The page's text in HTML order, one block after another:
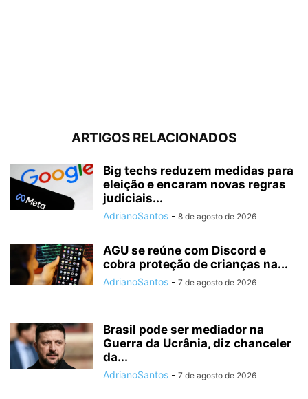
ARTIGOS RELACIONADOS
Big techs reduzem medidas para
eleição e encaram novas regras
judiciais...
AdrianoSantos - 8 de agosto de 2026
AGU se reúne com Discord e
cobra proteção de crianças na...
AdrianoSantos - 7 de agosto de 2026
Brasil pode ser mediador na
Guerra da Ucrânia, diz chanceler
da...
AdrianoSantos - 7 de agosto de 2026